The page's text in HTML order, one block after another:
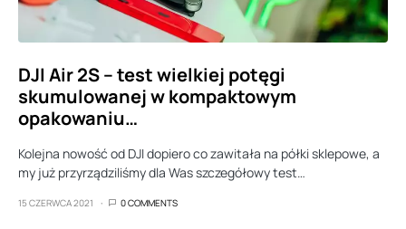
DJI Air 2S – test wielkiej potęgi
skumulowanej w kompaktowym
opakowaniu…
Kolejna nowość od DJI dopiero co zawitała na półki sklepowe, a
my już przyrządziliśmy dla Was szczegółowy test…
15 CZERWCA 2021 0 COMMENTS